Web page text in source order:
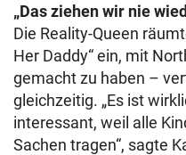
„Das ziehen wir nie
Die Reality-Queen
Her Daddy“ ein, mit
gemacht zu haben –
gleichzeitig. „Es ist
interessant, weil alle
Sachen tragen“, sagte